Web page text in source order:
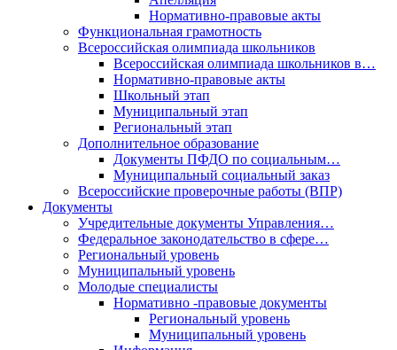
Нормативно-правовые акты
Функциональная грамотность
Всероссийская олимпиада школьников
Всероссийская олимпиада школьников в…
Нормативно-правовые акты
Школьный этап
Муниципальный этап
Региональный этап
Дополнительное образование
Документы ПФДО по социальным…
Муниципальный социальный заказ
Всероссийские проверочные работы (ВПР)
Документы
Учредительные документы Управления…
Федеральное законодательство в сфере…
Региональный уровень
Муниципальный уровень
Молодые специалисты
Нормативно -правовые документы
Региональный уровень
Муниципальный уровень